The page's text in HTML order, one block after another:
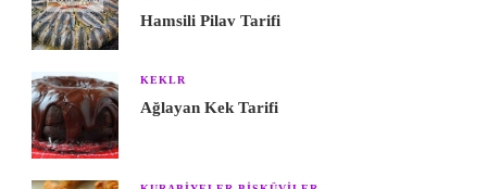
Hamsili Pilav Tarifi
KEKLR
Ağlayan Kek Tarifi